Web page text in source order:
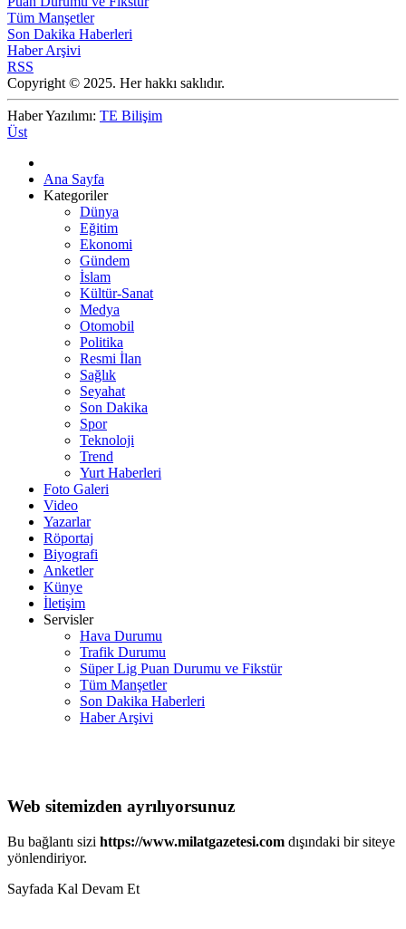
Tüm Manşetler
Son Dakika Haberleri
Haber Arşivi
RSS
Copyright © 2025. Her hakkı saklıdır.
Haber Yazılımı: TE Bilişim
Üst
Ana Sayfa
Kategoriler
Dünya
Eğitim
Ekonomi
Gündem
İslam
Kültür-Sanat
Medya
Otomobil
Politika
Resmi İlan
Sağlık
Seyahat
Son Dakika
Spor
Teknoloji
Trend
Yurt Haberleri
Foto Galeri
Video
Yazarlar
Röportaj
Biyografi
Anketler
Künye
İletişim
Servisler
Hava Durumu
Trafik Durumu
Süper Lig Puan Durumu ve Fikstür
Tüm Manşetler
Son Dakika Haberleri
Haber Arşivi
Web sitemizden ayrılıyorsunuz
Bu bağlantı sizi https://www.milatgazetesi.com dışındaki bir siteye
yönlendiriyor.
Sayfada Kal Devam Et